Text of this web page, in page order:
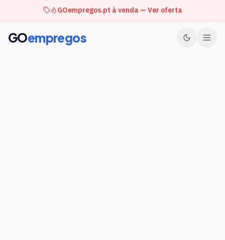
GOempregos.pt à venda — Ver oferta
GOempregos